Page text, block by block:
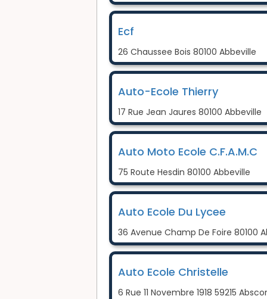
Ecf
26 Chaussee Bois 80100 Abbeville
Auto-Ecole Thierry
17 Rue Jean Jaures 80100 Abbeville
Auto Moto Ecole C.F.A.M.C
75 Route Hesdin 80100 Abbeville
Auto Ecole Du Lycee
36 Avenue Champ De Foire 80100
Auto Ecole Christelle
6 Rue 11 Novembre 1918 59215